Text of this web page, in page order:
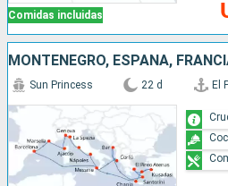
Comidas incluidas
Sun Princess 22 d El